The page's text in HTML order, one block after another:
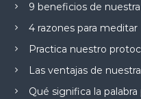
9 beneficios de
4 razones para meditar
Practica nuestro
Las ventajas de
Qué significa la